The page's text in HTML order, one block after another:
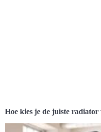
Hoe kies je de juiste